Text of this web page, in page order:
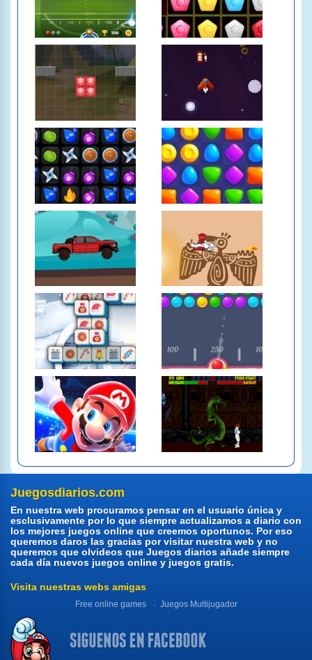
Juegosdiarios.com
En nuestra web procuramos pensar en el usuario única y
esclusivamente por lo que siempre actualizamos a diario con
los mejores juegos online que creemos oportunos. Por eso
queremos daros las gracias por visitar nuestra web y no
queremos que olvideos que Juegos diarios añade siempre
cada día nuevos juegos online y juegos gratis.
Visita nuestras webs amigas
Free online games Juegos Multijugador